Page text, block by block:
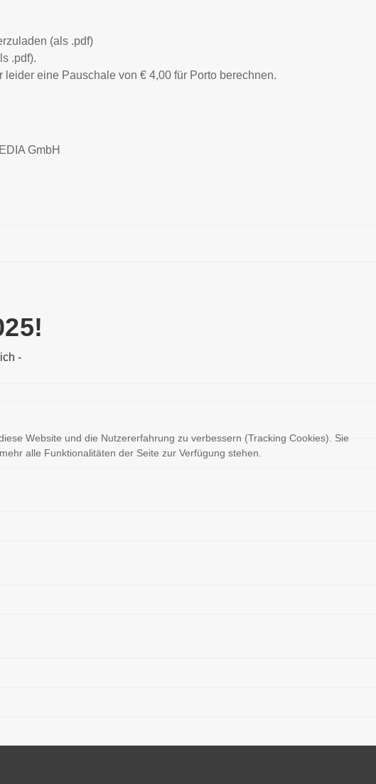
(als .pdf)
.pdf).
eine Pauschale von € 4,00 für Porto berechnen.
GmbH
-
Website und die Nutzererfahrung zu verbessern (Tracking Cookies). Sie
alle Funktionalitäten der Seite zur Verfügung stehen.